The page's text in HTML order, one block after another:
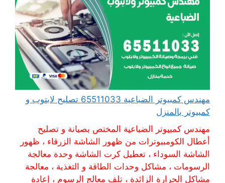
مهندس كمبيوتر الضباعية 65511033 تصليح لابتوب و
كمبيوتر بالمنزل
مهندس كمبيوتر الضباعية المختص بصيانة و تصليح
أعطال الكومبيوترات من ظهور الشاشة الزرقاء ، ظهور
الشاشة السوداء ، تعطيل كرت الشاشة وحدة معالجة
الرسومات ، مشاكل وحدات الطاقة و التغذية ، معالجة
مشاكل الحرارة الزائدة ، تلف معالج الرسوم ، إعادة